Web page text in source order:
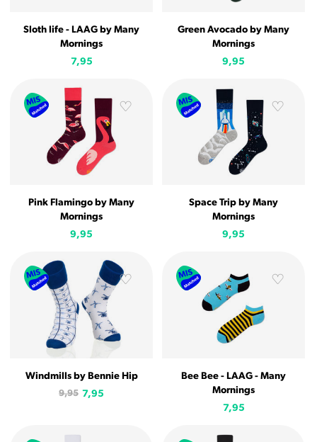
Sloth life - LAAG by Many
Mornings
7,95
Green Avocado by Many
Mornings
9,95
Pink Flamingo by Many
Mornings
9,95
Space Trip by Many
Mornings
9,95
Windmills by Bennie Hip
9,95 7,95
Bee Bee - LAAG - Many
Mornings
7,95